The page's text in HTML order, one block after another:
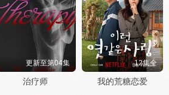
更新至第04集
治疗师
12集全
我的荒糖恋爱